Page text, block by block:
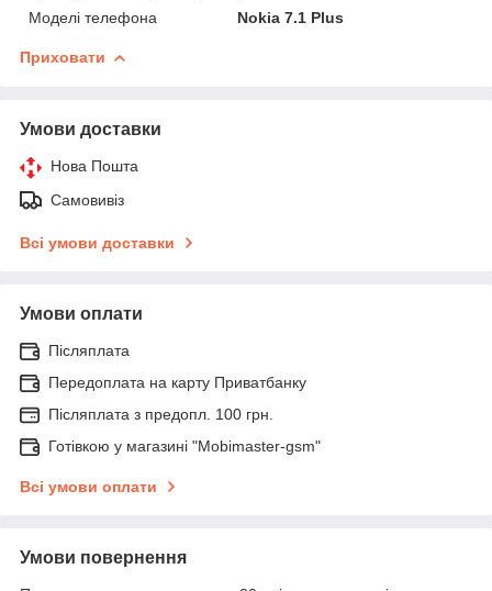
Моделі телефона
Nokia 7.1 Plus
Приховати
Умови доставки
Нова Пошта
Самовивіз
Всі умови доставки
Умови оплати
Післяплата
Передоплата на карту Приватбанку
Післяплата з предопл. 100 грн.
Готівкою у магазині "Mobimaster-gsm"
Всі умови оплати
Умови повернення